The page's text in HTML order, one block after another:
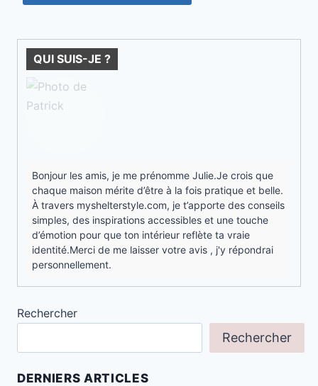
QUI SUIS-JE ?
Bonjour les amis, je me prénomme Julie.Je crois que
chaque maison mérite d’être à la fois pratique et belle.
À travers myshelterstyle.com, je t’apporte des conseils
simples, des inspirations accessibles et une touche
d’émotion pour que ton intérieur reflète ta vraie
identité.Merci de me laisser votre avis , j'y répondrai
personnellement.
Rechercher
Rechercher
DERNIERS ARTICLES